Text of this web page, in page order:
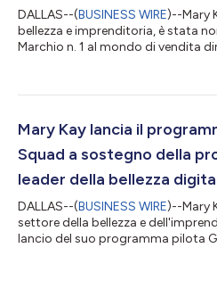
DALLAS--(BUSINESS WIRE)--Mary
bellezza e imprenditoria, è stata
Marchio n. 1 al mondo di vendita
quarto anno consecutivo.
straordinaria testimonianza
consulenti di...
Mary Kay lancia il
Squad a sostegno della
leader della bellezza
DALLAS--(BUSINESS WIRE)--Mary
settore della bellezza e
lancio del suo programma pilota